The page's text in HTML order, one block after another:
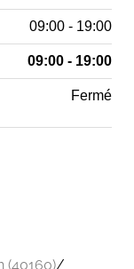
09:00 - 19:00
09:00 - 19:00
Fermé
(40160)/